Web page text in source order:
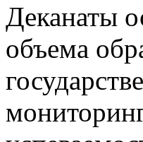
Деканаты
объема